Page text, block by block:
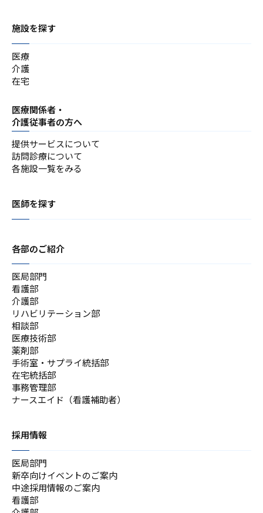
施設を探す
医療
介護
在宅
医療関係者・
介護従事者の方へ
提供サービスについて
訪問診療について
各施設一覧をみる
医師を探す
各部のご紹介
医局部門
看護部
介護部
リハビリテーション部
相談部
医療技術部
薬剤部
手術室・サプライ統括部
在宅統括部
事務管理部
ナースエイド（看護補助者）
採用情報
医局部門
新卒向けイベントのご案内
中途採用情報のご案内
看護部